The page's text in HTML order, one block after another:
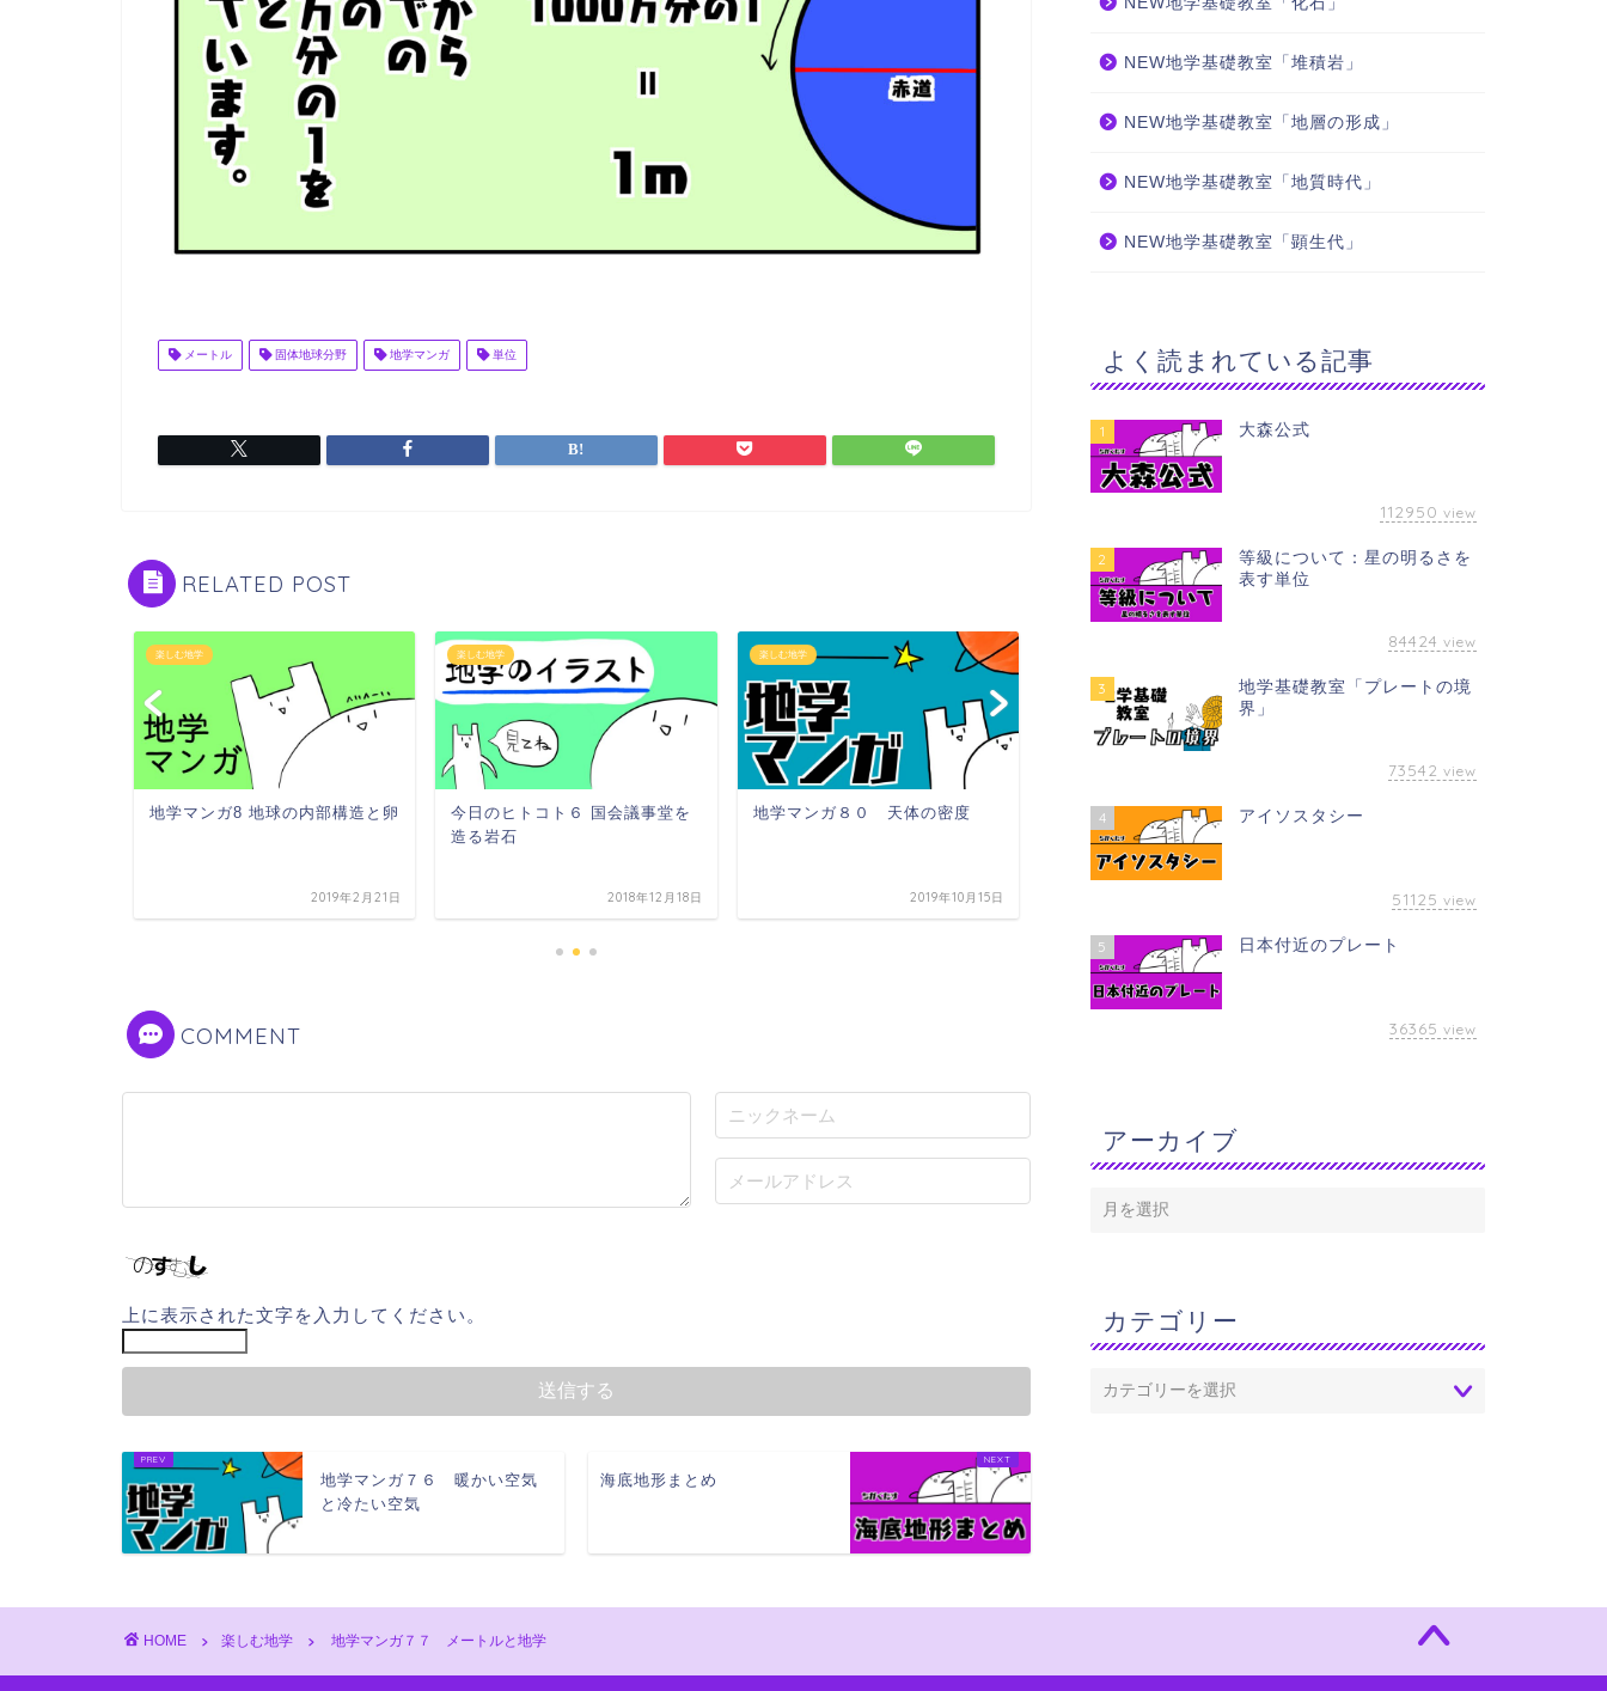
メートル 固体地球分野 地学マンガ 単位
RELATED POST
楽しむ地学
地学マンガ8 地球の内部構造と卵
2019年2月21日
楽しむ地学
今日のヒトコト６ 国会議事堂を
造る岩石
2018年12月18日
楽しむ地学
地学マンガ８０ 天体の密度
2019年10月15日
地学マンガ8 地球の内部構造と卵
楽しむ地学
今日のヒトコト６ 国会議事堂を
COMMENT
上に表示された文字を入力してください。
地学マンガ７６ 暖かい空気
と冷たい空気
海底地形まとめ
NEW地学基礎教室「堆積岩」
NEW地学基礎教室「地層の形成」
NEW地学基礎教室「地質時代」
NEW地学基礎教室「顕生代」
よく読まれている記事
1 大森公式
112950 view
2
等級について：星の明るさを
表す単位
84424 view
3
地学基礎教室「プレートの境
界」
73542 view
4 アイソスタシー
51125 view
5 日本付近のプレート
36365 view
アーカイブ
カテゴリー
HOME 楽しむ地学 地学マンガ７７ メートルと地学